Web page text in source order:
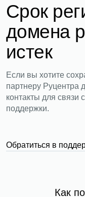
Срок
домена
истек
Если вы хотите
партнеру Руцентра
контакты для
поддержки.
Обратиться в
Как